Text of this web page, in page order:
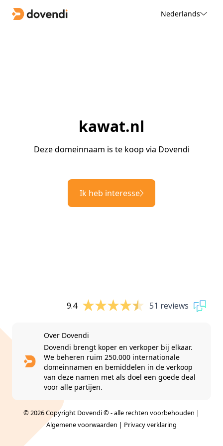
Nederlands
kawat.nl
Deze domeinnaam is te koop via Dovendi
Ik heb interesse
9.4 51 reviews
Over Dovendi
Dovendi brengt koper en verkoper bij elkaar.
We beheren ruim 250.000 internationale
domeinnamen en bemiddelen in de verkoop
van deze namen met als doel een goede deal
voor alle partijen.
© 2026 Copyright Dovendi © - alle rechten voorbehouden |
Algemene voorwaarden | Privacy verklaring